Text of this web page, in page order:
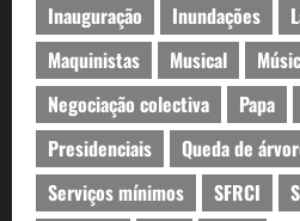
Inauguração
Inundações
Maquinistas
Musical
Negociação colectiva
Papa
Presidenciais
Queda de
Serviços mínimos
SFRCI